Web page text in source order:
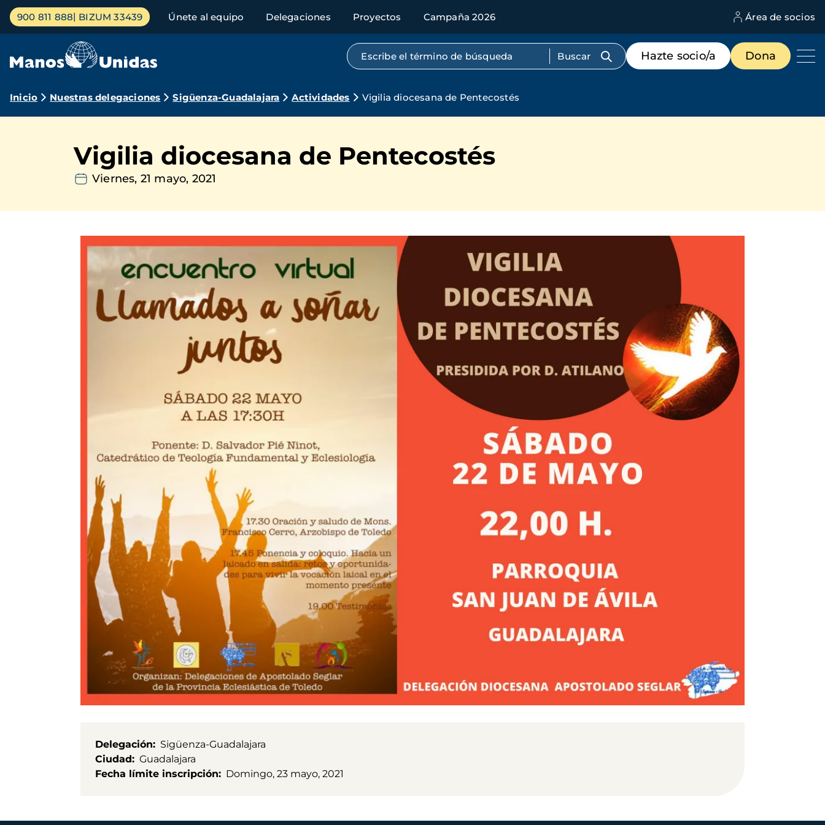
Pasar
contenido
Menú
principal
900 811 888 BIZUM 33439 Únete al equipo Delegaciones Proyectos Campaña 2026 Área de socios
Búsqueda por texto completo
Menú
de
destacados
Hazte socio/a Dona
Ruta
navegación
Inicio Nuestras delegaciones Sigüenza-Guadalajara Actividades Vigilia diocesana de Pentecostés
Vigilia diocesana de Pentecostés
Viernes, 21 mayo, 2021
Delegación
Sigüenza-Guadalajara
Ciudad
Guadalajara
Fecha límite inscripción
Domingo, 23 mayo, 2021